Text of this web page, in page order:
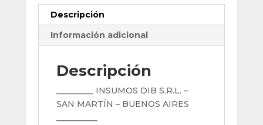
Boquilla
Pinza
Ann
Way
cantidad
Descripción
Información adicional
Descripción
_________ INSUMOS DIB S.R.L. –
SAN MARTÍN – BUENOS AIRES